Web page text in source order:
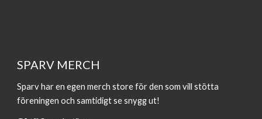
SPARV MERCH
Sparv har en egen merch store för den som vill stötta
föreningen och samtidigt se snygg ut!